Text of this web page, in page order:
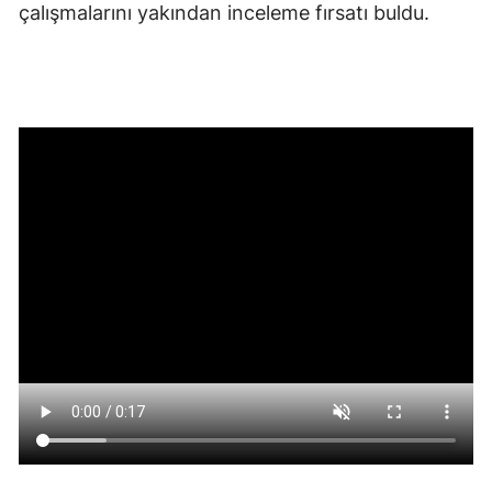
çalışmalarını yakından inceleme fırsatı buldu.